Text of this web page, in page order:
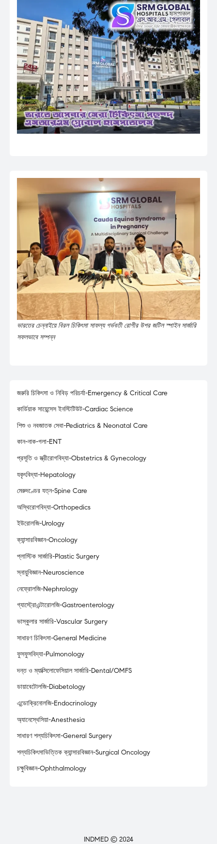
ভারতের চেন্নাইয়ে বিরল চিকিৎসা সাফল্য গর্ভবতী রোগীর উপর জটিল স্পাইন সার্জারি
সফলভাবে সম্পন্ন
জরুরি চিকিৎসা ও নিবিড় পরিচর্যা-Emergency & Critical Care
কার্ডিয়াক সায়েন্সেস ইনস্টিটিউট-Cardiac Science
শিশু ও নবজাতক সেবা-Pediatrics & Neonatal Care
কান-নাক-গলা-ENT
প্রসূতি ও স্ত্রীরোগবিদ্যা-Obstetrics & Gynecology
যকৃৎবিদ্যা-Hepatology
মেরুদণ্ডের যত্ন-Spine Care
অস্থিরোগবিদ্যা-Orthopedics
ইউরোলজি-Urology
ক্যান্সারবিজ্ঞান-Oncology
প্লাস্টিক সার্জারি-Plastic Surgery
স্নায়ুবিজ্ঞান-Neuroscience
নেফ্রোলজি-Nephrology
গ্যাস্ট্রোএন্টারোলজি-Gastroenterology
ভাস্কুলার সার্জারি-Vascular Surgery
সাধারণ চিকিৎসা-General Medicine
ফুসফুসবিদ্যা-Pulmonology
দন্ত ও ম্যাক্সিলোফেসিয়াল সার্জারি-Dental/OMFS
ডায়াবেটোলজি-Diabetology
এন্ডোক্রিনোলজি-Endocrinology
অ্যানেস্থেসিয়া-Anesthesia
সাধারণ শল্যচিকিৎসা-General Surgery
শল্যচিকিৎসাভিত্তিক ক্যান্সারবিজ্ঞান-Surgical Oncology
চক্ষুবিজ্ঞান-Ophthalmology
INDMED © 2024